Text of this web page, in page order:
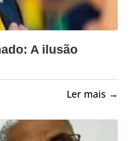
A ilusão
Ler mais →